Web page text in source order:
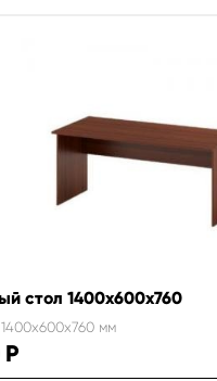
стол 1400х600х760
мм
Р